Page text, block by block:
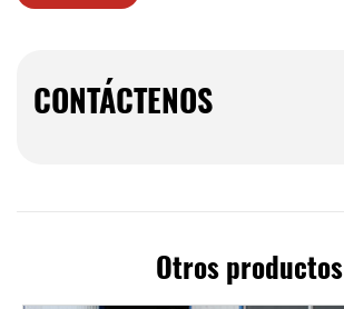
CONTÁCTENOS
Otros productos